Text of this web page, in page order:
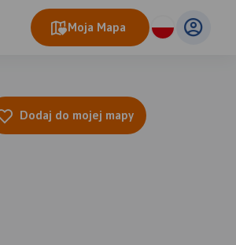
Moja Mapa
Dodaj do mojej mapy